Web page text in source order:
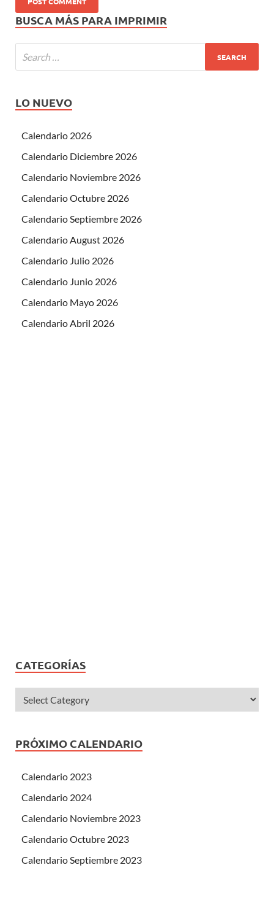
BUSCA MÁS PARA IMPRIMIR
LO NUEVO
Calendario 2026
Calendario Diciembre 2026
Calendario Noviembre 2026
Calendario Octubre 2026
Calendario Septiembre 2026
Calendario August 2026
Calendario Julio 2026
Calendario Junio 2026
Calendario Mayo 2026
Calendario Abril 2026
CATEGORÍAS
PRÓXIMO CALENDARIO
Calendario 2023
Calendario 2024
Calendario Noviembre 2023
Calendario Octubre 2023
Calendario Septiembre 2023